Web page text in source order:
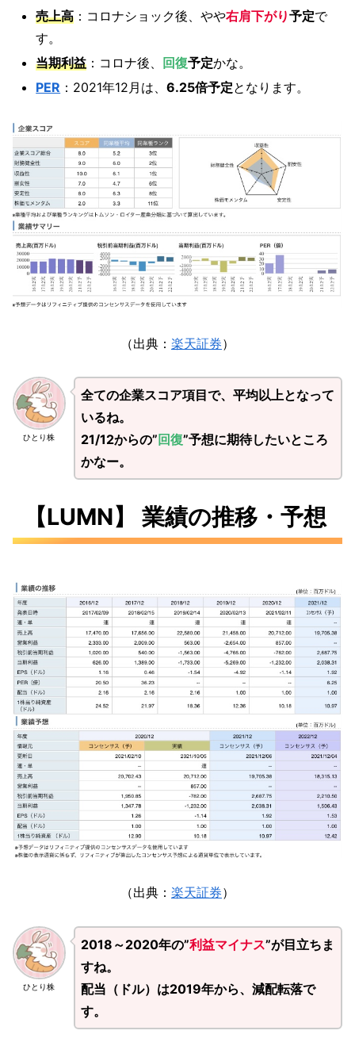
売上高 ：コロナショック後、やや右肩下がり予定で
す。
当期利益 ：コロナ後、 回復予定かな。
PER ：2021年12月は、6.25倍予定となります。
（出典： 楽天証券）
ひとり株
全ての企業スコア項目で、平均以上となって
いるね。
21/12からの” 回復”予想に期待したいところ
かなー。
【LUMN】 業績の推移・予想
（出典： 楽天証券）
ひとり株
2018～2020年の”利益マイナス”が目立ちま
すね。
配当（ドル）は2019年から、減配転落で
す。